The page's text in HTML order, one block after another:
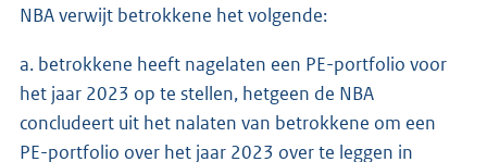
NBA verwijt betrokkene het volgende:
a. betrokkene heeft nagelaten een PE-portfolio voor
het jaar 2023 op te stellen, hetgeen de NBA
concludeert uit het nalaten van betrokkene om een
PE-portfolio over het jaar 2023 over te leggen in